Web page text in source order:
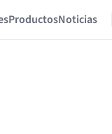
ProductosNoticias